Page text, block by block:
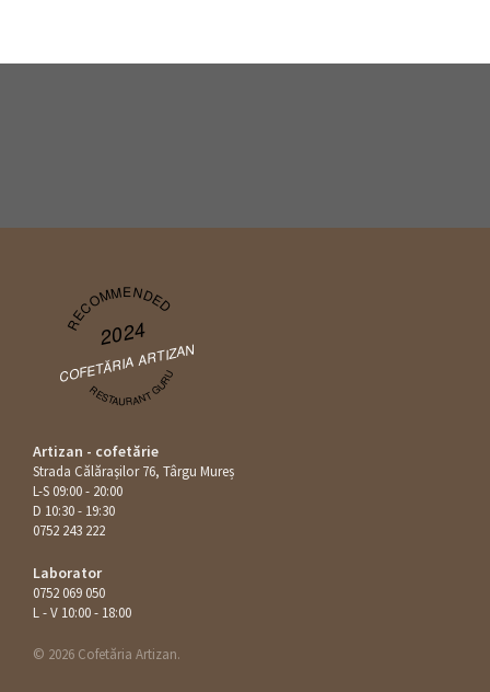
RECOMMENDED
2024
COFETĂRIA ARTIZAN
RESTAURANT GURU
Artizan - cofetărie
Strada Călăraşilor 76, Târgu Mureș
L-S 09:00 - 20:00
D 10:30 - 19:30
0752 243 222
Laborator
0752 069 050
L - V 10:00 - 18:00
© 2026 Cofetăria Artizan.